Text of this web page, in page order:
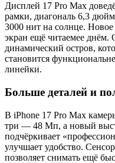
Дисплей 17 Pro Max
рамки, диагональ 6,3
3000 нит на солнце.
экран ещё читаемее днём.
динамический остров,
становится
линейки.
Больше деталей и
В iPhone 17 Pro Max
три — 48 Мп, а новый
подчёркивает
улучшает удобство.
позволяет снимать ещё